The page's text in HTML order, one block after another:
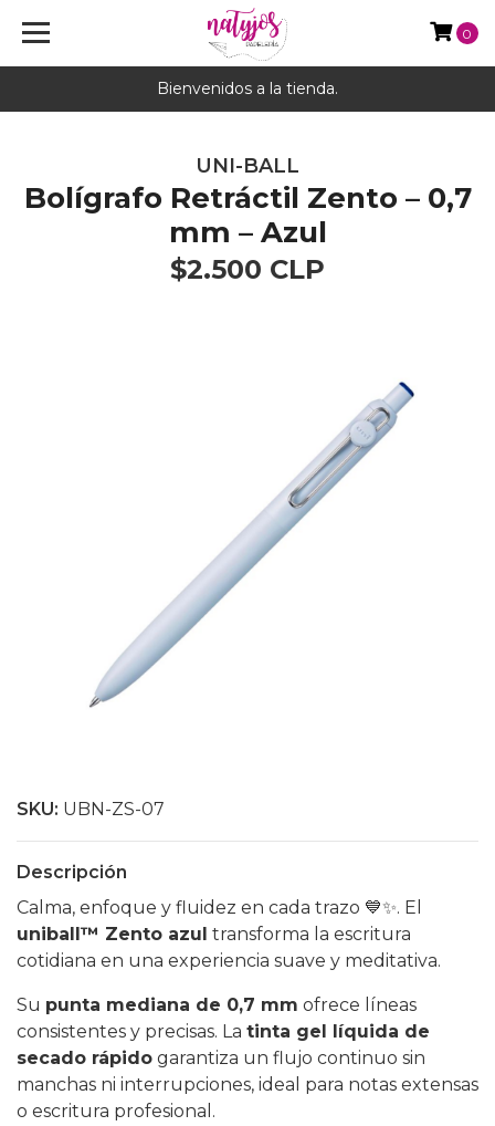
Bienvenidos a la tienda.
0
UNI-BALL
Bolígrafo Retráctil Zento – 0,7
mm – Azul
$2.500 CLP
SKU: UBN-ZS-07
Descripción
Calma, enfoque y fluidez en cada trazo 💙✨. El
uniball™ Zento azul transforma la escritura
cotidiana en una experiencia suave y meditativa.
Su punta mediana de 0,7 mm ofrece líneas
consistentes y precisas. La tinta gel líquida de
secado rápido garantiza un flujo continuo sin
manchas ni interrupciones, ideal para notas extensas
o escritura profesional.